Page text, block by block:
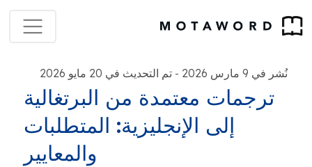
نُشر في 9 مارس 2026 - تم التحديث في 20 مايو 2026
ترجمات معتمدة من البرتغالية
إلى الإنجليزية: المتطلبات
والمعايير